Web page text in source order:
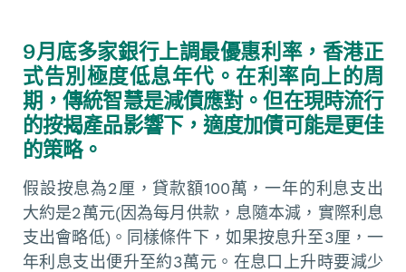
e
b
o
o
k
t
s
A
p
p
h
a
t
i
l
y
L
i
n
e
g
r
a
9月底多家銀行上調最優惠利率，香港正
式告別極度低息年代。在利率向上的周
期，傳統智慧是減債應對。但在現時流行
的按揭產品影響下，適度加債可能是更佳
的策略。
假設按息為2厘，貸款額100萬，一年的利息支出
大約是2萬元(因為每月供款，息隨本減，實際利息
支出會略低)。同樣條件下，如果按息升至3厘，一
年利息支出便升至約3萬元。在息口上升時要減少